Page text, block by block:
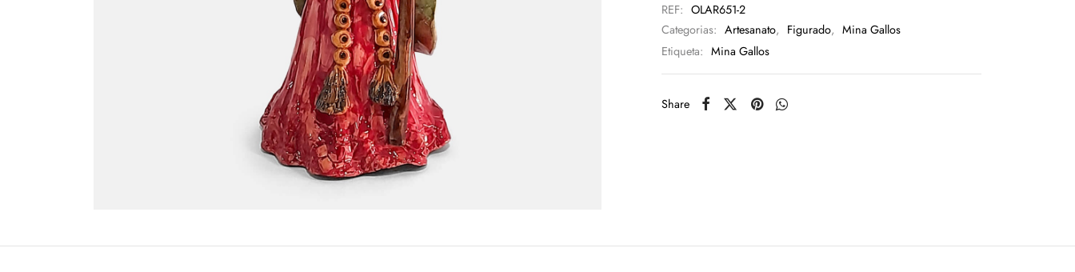
REF: OLAR651-2
Categorias: Artesanato, Figurado, Mina Gallos
Etiqueta: Mina Gallos
Share